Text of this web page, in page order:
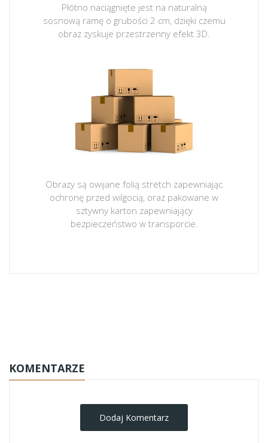
Płótno naciągnięte jest na naturalną
sosnową ramę o grubości 2 cm, dzięki czemu
obraz zyskuje przestrzenny efekt 3D.
Obrazy są owijane folią stretch zapewniając
ochronę przed wilgocią, oraz pakowane w
sztywny karton zapewniający
bezpieczeństwo w transporcie.
KOMENTARZE
Dodaj Komentarz